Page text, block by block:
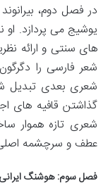
در فصل دوم،
یوشیج می پردازد.
های سنتی و ارائه
شعر فارسی را
شعری بعدی تبدیل
گذاشتن قافیه های
شعری تازه هموار
عطف و سرچشمه اصلی
فصل سوم: هوشنگ